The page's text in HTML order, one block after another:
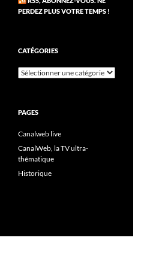
PERDEZ PLUS VOTRE TEMPS !
CATÉGORIES
Catégories
PAGES
Canalweb live
CanalWeb, la TV ultra-
thématique
Historique